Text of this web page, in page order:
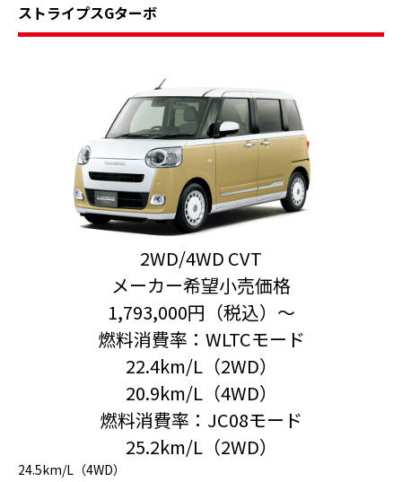
ストライプスGターボ
2WD/4WD CVT
メーカー希望小売価格
1,793,000円（税込）〜
燃料消費率：WLTCモード
22.4km/L（2WD）
20.9km/L（4WD）
燃料消費率：JC08モード
25.2km/L（2WD）
24.5km/L（4WD）